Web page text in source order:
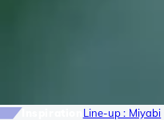
Line-up : Miyabi